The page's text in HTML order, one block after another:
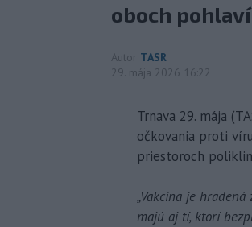
oboch
Autor TASR
29. mája 2026 16:22
Trnava 29. mája
očkovania proti
priestoroch
„Vakcína je
majú aj tí, ktorí